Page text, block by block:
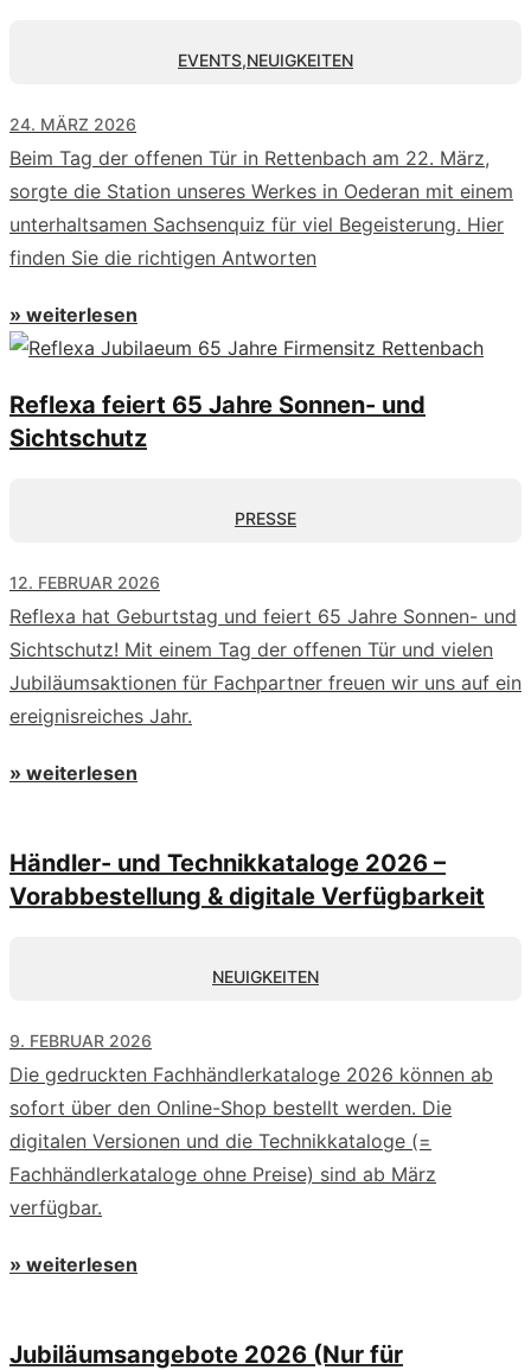
EVENTS,NEUIGKEITEN
24. MÄRZ 2026
Beim Tag der offenen Tür in Rettenbach am 22. März,
sorgte die Station unseres Werkes in Oederan mit einem
unterhaltsamen Sachsenquiz für viel Begeisterung. Hier
finden Sie die richtigen Antworten
» weiterlesen
Reflexa feiert 65 Jahre Sonnen- und
Sichtschutz
PRESSE
12. FEBRUAR 2026
Reflexa hat Geburtstag und feiert 65 Jahre Sonnen- und
Sichtschutz! Mit einem Tag der offenen Tür und vielen
Jubiläumsaktionen für Fachpartner freuen wir uns auf ein
ereignisreiches Jahr.
» weiterlesen
Händler- und Technikkataloge 2026 –
Vorabbestellung & digitale Verfügbarkeit
NEUIGKEITEN
9. FEBRUAR 2026
Die gedruckten Fachhändlerkataloge 2026 können ab
sofort über den Online-Shop bestellt werden. Die
digitalen Versionen und die Technikkataloge (=
Fachhändlerkataloge ohne Preise) sind ab März
verfügbar.
» weiterlesen
Jubiläumsangebote 2026 (Nur für